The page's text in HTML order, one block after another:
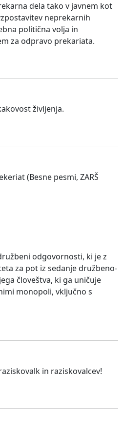
dela tako v javnem kot
neprekarnih
politična volja in
za odpravo prekariata.
življenja.
(Besne pesmi, ZARŠ
odgovornosti, ki je z
za pot iz sedanje družbeno-
človeštva, ki ga uničuje
monopoli, vključno s
in raziskovalcev!